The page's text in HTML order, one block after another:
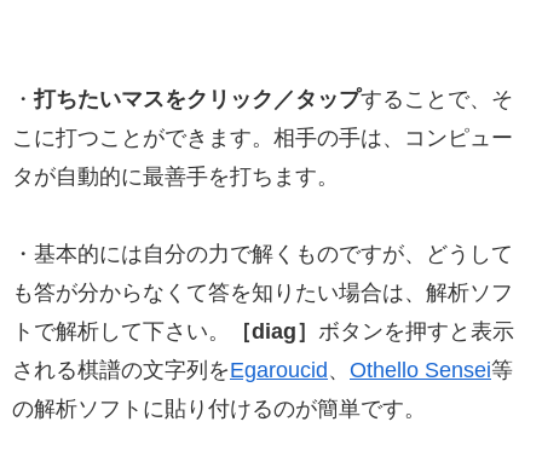
・打ちたいマスをクリック／タップすることで、そ
こに打つことができます。相手の手は、コンピュー
タが自動的に最善手を打ちます。
・基本的には自分の力で解くものですが、どうして
も答が分からなくて答を知りたい場合は、解析ソフ
トで解析して下さい。
［diag］ ボタンを押すと表示
される棋譜の文字列をEgaroucid、 Othello Sensei等
の解析ソフトに貼り付けるのが簡単です。